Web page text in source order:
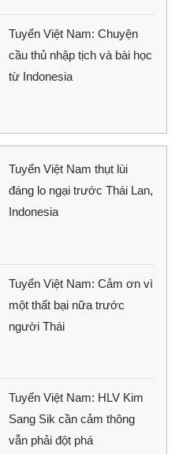
Tuyển Việt Nam: Chuyện
cầu thủ nhập tịch và bài học
từ Indonesia
Tuyển Việt Nam thụt lùi
đáng lo ngại trước Thái Lan,
Indonesia
Tuyển Việt Nam: Cảm ơn vì
một thất bại nữa trước
người Thái
Tuyển Việt Nam: HLV Kim
Sang Sik cần cảm thông
vẫn phải đột phá